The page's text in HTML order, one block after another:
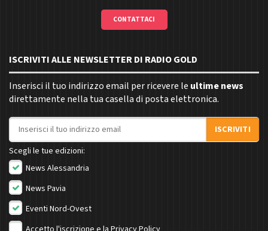
CONTATTACI
ISCRIVITI ALLE NEWSLETTER DI RADIO GOLD
Inserisci il tuo indirizzo email per ricevere le ultime news
direttamente nella tua casella di posta elettronica.
Indirizzo email
ISCRIVITI
Scegli le tue edizioni:
News Alessandria
News Pavia
Eventi Nord-Ovest